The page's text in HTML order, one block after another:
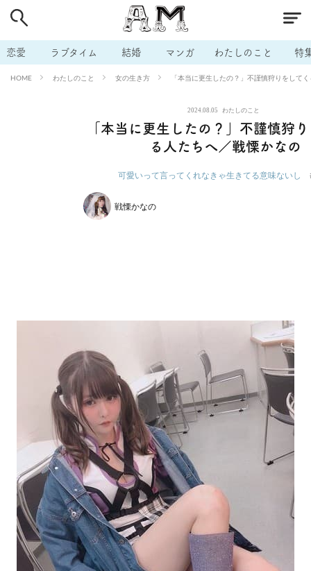
恋愛 ラブタイム 結婚 マンガ わたしのこと 特
HOME わたしのこと 女の生き方 「本当に更生したの？」不謹慎狩りをして
2024.08.05 わたしのこと
「本当に更生したの？」不謹慎狩
る人たちへ／戦慄かなの
可愛いって言ってくれなきゃ生きてる意味ないし
戦慄かなの
# 男の本音 # セフレ # 不倫
# 出会う方法 # マッチングアプリ # ラブグッズ # 体の相